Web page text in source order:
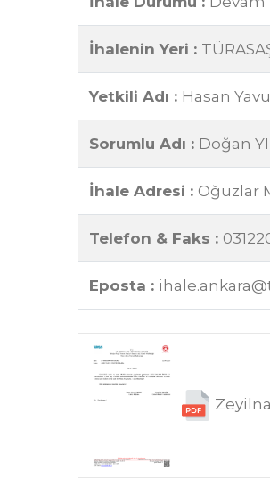
İhalenin Yeri :
Yetkili Adı : Hasan
Sorumlu Adı : Doğan
İhale Adresi : Oğuzlar
Telefon & Faks :
Eposta :